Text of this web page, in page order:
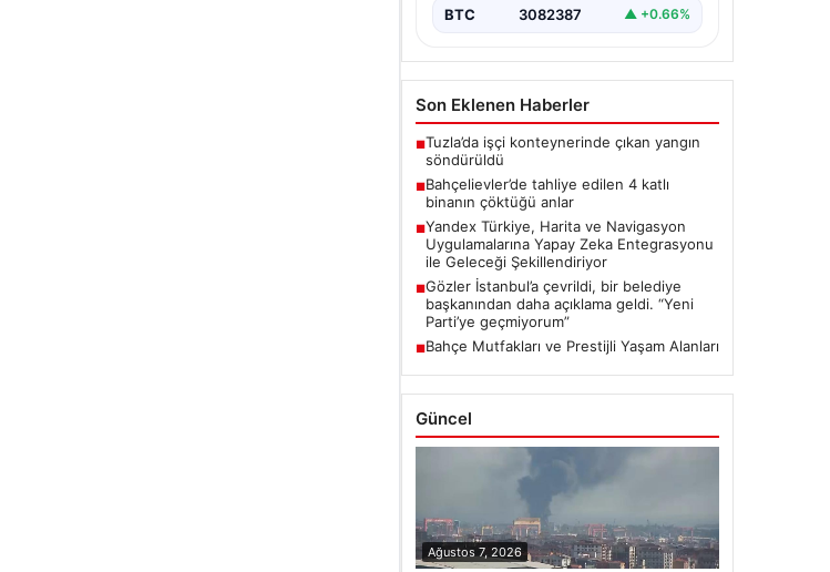
BTC 3082387 ▲ +0.66%
Son Eklenen Haberler
■Tuzla’da işçi konteynerinde çıkan yangın
söndürüldü
■Bahçelievler’de tahliye edilen 4 katlı
binanın çöktüğü anlar
■Yandex Türkiye, Harita ve Navigasyon
Uygulamalarına Yapay Zeka Entegrasyonu
ile Geleceği Şekillendiriyor
■Gözler İstanbul’a çevrildi, bir belediye
başkanından daha açıklama geldi. “Yeni
Parti’ye geçmiyorum”
■Bahçe Mutfakları ve Prestijli Yaşam Alanları
Güncel
Ağustos 7, 2026